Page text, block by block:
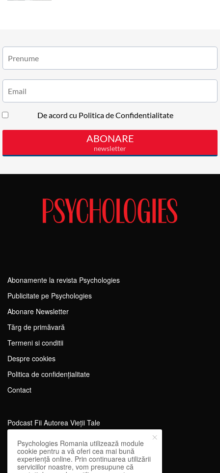
Abonamente la revista Psychologies
Publicitate pe Psychologies
Abonare Newsletter
Tărg de primăvară
Termeni si conditii
Despre cookies
Politica de confidențialitate
Contact
Podcast Fii Autorea Vieții Tale
Evenimente Fii Autoarea Vieții Tale!
SportEdu
Antrenament Mental pentru Sportivi
Psychologies Romania utilizează module
cookie pentru a vă oferi cea mai bună
experiență online. Prin continuarea utilizării
serviciilor noastre, vom presupune că